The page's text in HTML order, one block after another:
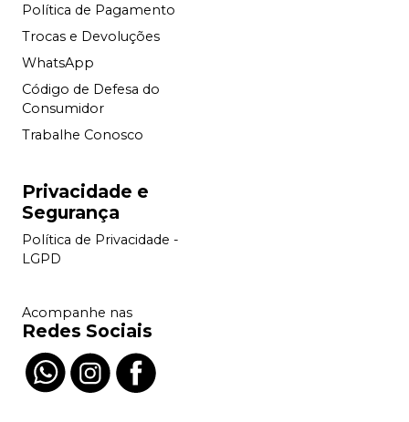
Política de Pagamento
Trocas e Devoluções
WhatsApp
Código de Defesa do
Consumidor
Trabalhe Conosco
Privacidade e
Segurança
Política de Privacidade -
LGPD
Acompanhe nas
Redes Sociais